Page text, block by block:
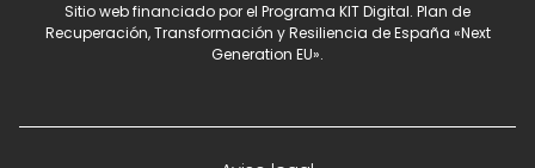
Sitio web financiado por el Programa KIT Digital. Plan de
Recuperación, Transformación y Resiliencia de España «Next
Generation EU».